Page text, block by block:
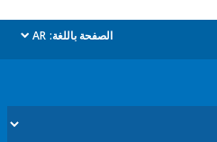
الصفحة باللغة: AR
dropdown